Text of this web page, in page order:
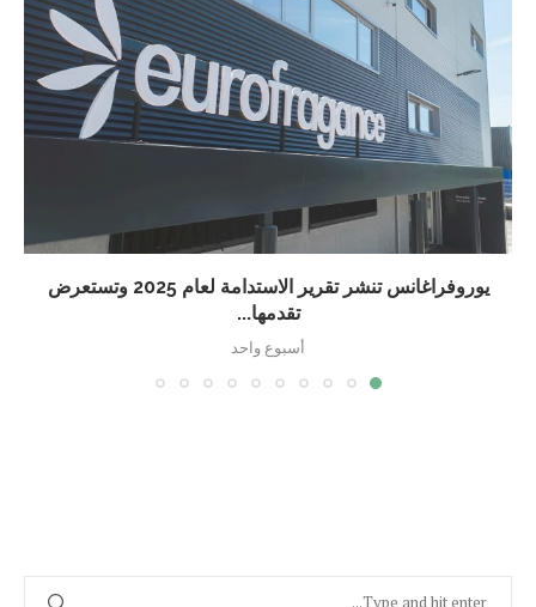
يوروفراغانس تنشر تقرير الاستدامة لعام 2025 وتستعرض
تقدمها...
أسبوع واحد